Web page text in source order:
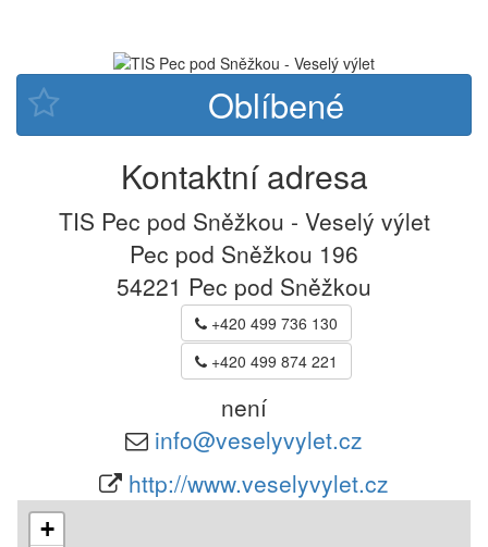
Kontaktní adresa
TIS Pec pod Sněžkou - Veselý výlet
Pec pod Sněžkou 196
54221 Pec pod Sněžkou
+420 499 736 130
+420 499 874 221
není
info@veselyvylet.cz
http://www.veselyvylet.cz
+